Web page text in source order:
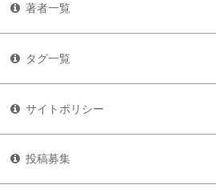
著者一覧
タグ一覧
サイトポリシー
投稿募集